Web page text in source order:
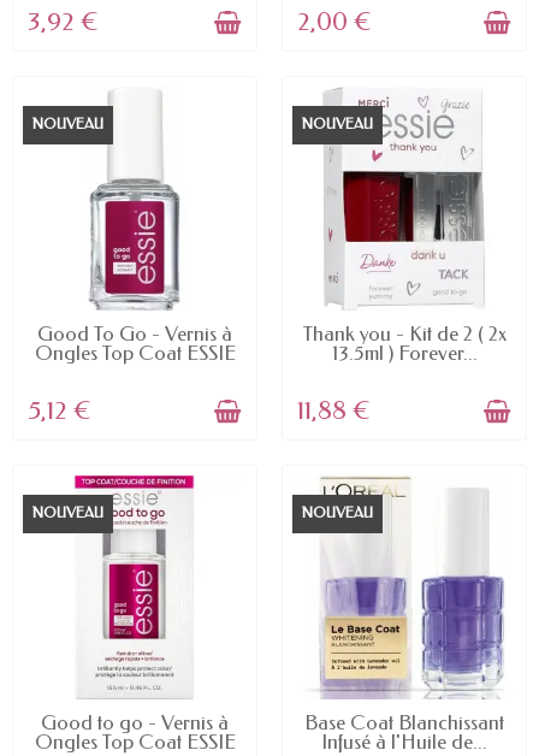
3,92 € 2,00 €
NOUVEAU
EN STOCK
Good To Go - Vernis à
Ongles Top Coat ESSIE
5,12 €
NOUVEAU
EN STOCK
Thank you - Kit de 2 ( 2x
13.5ml ) Forever...
11,88 €
NOUVEAU
EN STOCK
Good to go - Vernis à
Ongles Top Coat ESSIE
NOUVEAU
EN STOCK
Base Coat Blanchissant
Infusé à l'Huile de...